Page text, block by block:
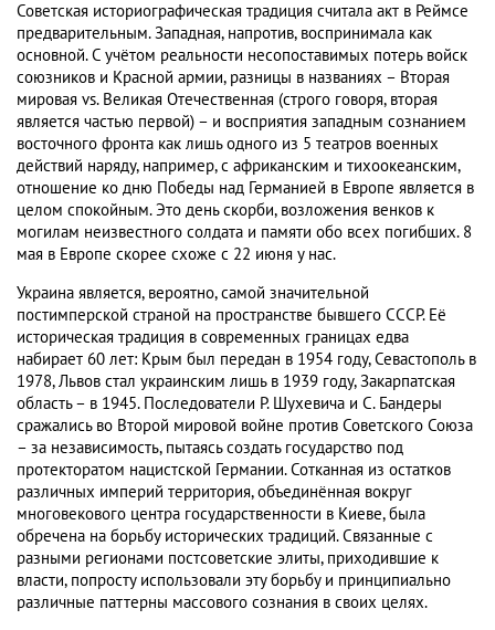
Советская историографическая традиция считала акт в Реймсе
предварительным. Западная, напротив, воспринимала как
основной. С учётом реальности несопоставимых потерь войск
союзников и Красной армии, разницы в названиях – Вторая
мировая vs. Великая Отечественная (строго говоря, вторая
является частью первой) – и восприятия западным сознанием
восточного фронта как лишь одного из 5 театров военных
действий наряду, например, с африканским и тихоокеанским,
отношение ко дню Победы над Германией в Европе является в
целом спокойным. Это день скорби, возложения венков к
могилам неизвестного солдата и памяти обо всех погибших. 8
мая в Европе скорее схоже с 22 июня у нас.
Украина является, вероятно, самой значительной
постимперской страной на пространстве бывшего СССР. Её
историческая традиция в современных границах едва
набирает 60 лет: Крым был передан в 1954 году, Севастополь в
1978, Львов стал украинским лишь в 1939 году, Закарпатская
область – в 1945. Последователи Р. Шухевича и С. Бандеры
сражались во Второй мировой войне против Советского Союза
– за независимость, пытаясь создать государство под
протекторатом нацистской Германии. Сотканная из остатков
различных империй территория, объединённая вокруг
многовекового центра государственности в Киеве, была
обречена на борьбу исторических традиций. Связанные с
разными регионами постсоветские элиты, приходившие к
власти, попросту использовали эту борьбу и принципиально
различные паттерны массового сознания в своих целях.